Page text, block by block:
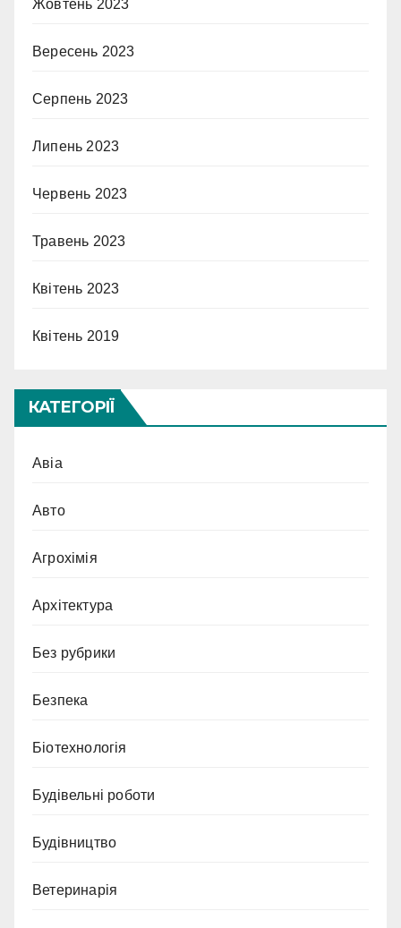
Жовтень 2023
Вересень 2023
Серпень 2023
Липень 2023
Червень 2023
Травень 2023
Квітень 2023
Квітень 2019
КАТЕГОРІЇ
Авіа
Авто
Агрохімія
Архітектура
Без рубрики
Безпека
Біотехнологія
Будівельні роботи
Будівництво
Ветеринарія